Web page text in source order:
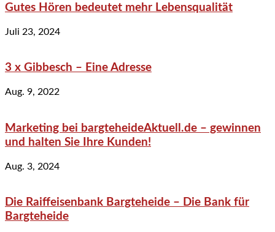
Gutes Hören bedeutet mehr Lebensqualität
Juli 23, 2024
3 x Gibbesch – Eine Adresse
Aug. 9, 2022
Marketing bei bargteheideAktuell.de – gewinnen
und halten Sie Ihre Kunden!
Aug. 3, 2024
Die Raiffeisenbank Bargteheide – Die Bank für
Bargteheide